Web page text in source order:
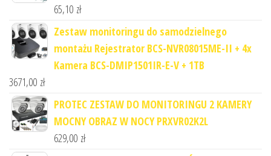
65,10 zł
Zestaw monitoringu do samodzielnego
montażu Rejestrator BCS-NVR08015ME-II + 4x
Kamera BCS-DMIP1501IR-E-V + 1TB
3671,00 zł
PROTEC ZESTAW DO MONITORINGU 2 KAMERY
MOCNY OBRAZ W NOCY PRXVR02K2L
629,00 zł